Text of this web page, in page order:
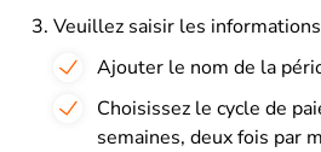
Veuillez saisir les
Ajouter le nom de la
Choisissez le cycle de
semaines, deux fois par